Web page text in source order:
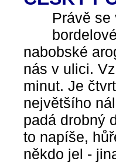
Právě
nabobské
nás v ulici.
minut. Je
největšího
padá drobný
to napíše,
někdo jel -